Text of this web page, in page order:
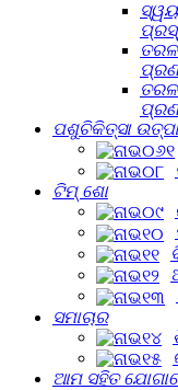
ପଶୁଚିକିତ୍ସା
ଟିମ୍ ଶୋ
ସମାଚାର
ଆମ ସହିତ